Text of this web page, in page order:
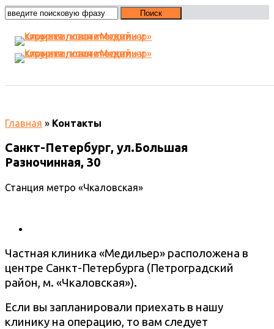
Главная » Контакты
Санкт-Петербург, ул.Большая
Разночинная, 30
Станция метро «Чкаловская»
Частная клиника «Медильер» расположена в
центре Санкт-Петербурга (Петроградский
район, м. «Чкаловская»).
Если вы запланировали приехать в нашу
клинику на операцию, то вам следует